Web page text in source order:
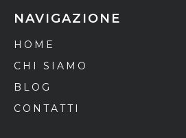
NAVIGAZIONE
HOME
CHI SIAMO
BLOG
CONTATTI